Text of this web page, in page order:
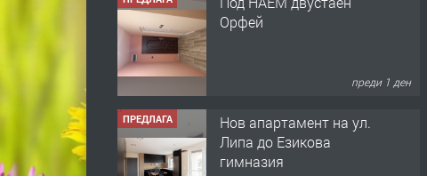
ПРЕДЛАГА
Нов апартамент на ул.
ПРЕДЛАГА
🔑 ОБЗАВЕДЕНА
ГАРСОНИЕРА ПОД